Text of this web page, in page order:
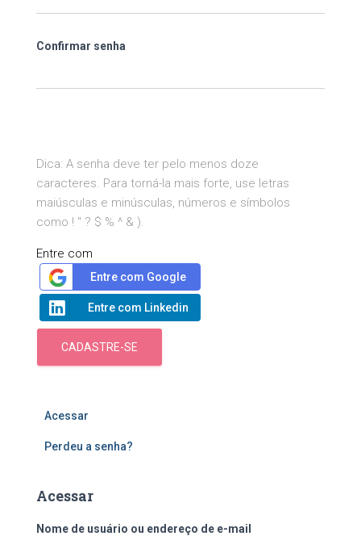
Confirmar senha
Dica: A senha deve ter pelo menos doze
caracteres. Para torná-la mais forte, use letras
maiúsculas e minúsculas, números e símbolos
como ! " ? $ % ^ & ).
Entre com
Entre com Google
Entre com Linkedin
CADASTRE-SE
Acessar
Perdeu a senha?
Acessar
Nome de usuário ou endereço de e-mail